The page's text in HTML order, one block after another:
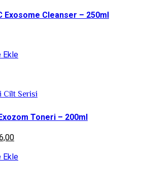
Exosome Cleanser – 250ml
Ekle
Cilt Serisi
Toneri – 200ml
Ekle